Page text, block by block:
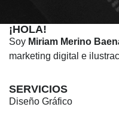
¡HOLA!
Soy Miriam Merino
marketing digital e
SERVICIOS
Diseño Gráfico